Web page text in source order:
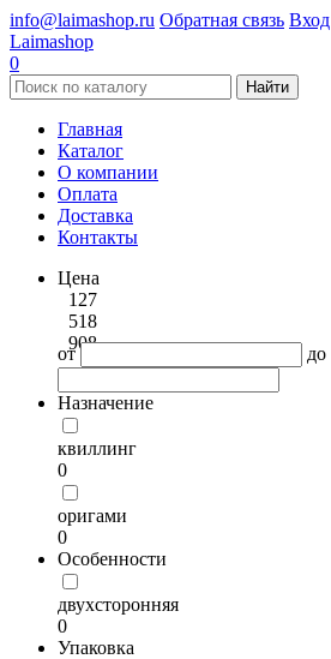
info@laimashop.ru Обратная связь Вход
Laimashop
0
Найти
Главная
Каталог
О компании
Оплата
Доставка
Контакты
Цена
127
518
908
от до
Назначение
квиллинг
0
оригами
0
Особенности
двухсторонняя
0
Упаковка